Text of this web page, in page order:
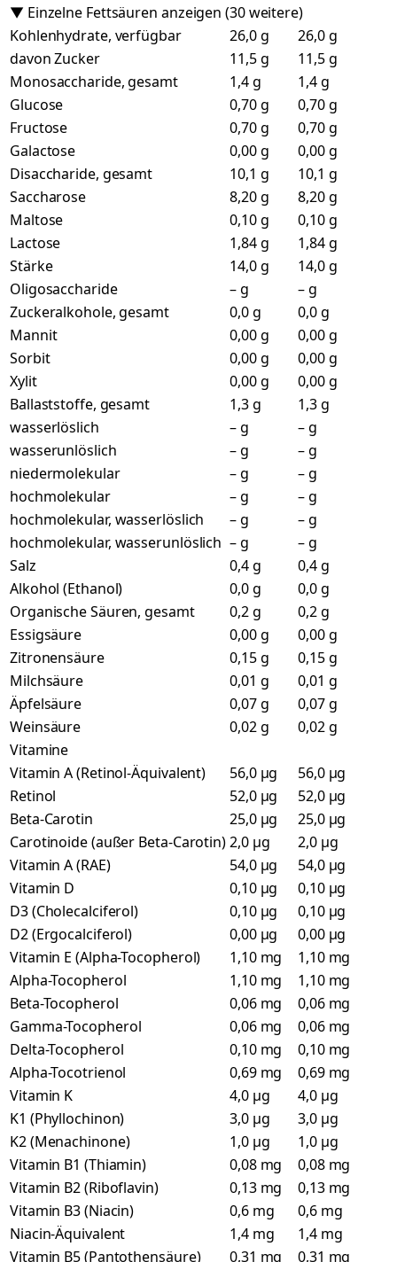
▼ Einzelne Fettsäuren anzeigen (30 weitere)
Kohlenhydrate, verfügbar
26,0 g
26,0 g
davon Zucker
11,5 g
11,5 g
Monosaccharide, gesamt
1,4 g
1,4 g
Glucose
0,70 g
0,70 g
Fructose
0,70 g
0,70 g
Galactose
0,00 g
0,00 g
Disaccharide, gesamt
10,1 g
10,1 g
Saccharose
8,20 g
8,20 g
Maltose
0,10 g
0,10 g
Lactose
1,84 g
1,84 g
Stärke
14,0 g
14,0 g
Oligosaccharide
– g
– g
Zuckeralkohole, gesamt
0,0 g
0,0 g
Mannit
0,00 g
0,00 g
Sorbit
0,00 g
0,00 g
Xylit
0,00 g
0,00 g
Ballaststoffe, gesamt
1,3 g
1,3 g
wasserlöslich
– g
– g
wasserunlöslich
– g
– g
niedermolekular
– g
– g
hochmolekular
– g
– g
hochmolekular, wasserlöslich
– g
– g
hochmolekular, wasserunlöslich – g
– g
Salz
0,4 g
0,4 g
Alkohol (Ethanol)
0,0 g
0,0 g
Organische Säuren, gesamt
0,2 g
0,2 g
Essigsäure
0,00 g
0,00 g
Zitronensäure
0,15 g
0,15 g
Milchsäure
0,01 g
0,01 g
Äpfelsäure
0,07 g
0,07 g
Weinsäure
0,02 g
0,02 g
Vitamine
Vitamin A (Retinol-Äquivalent)
56,0 µg
56,0 µg
Retinol
52,0 µg
52,0 µg
Beta-Carotin
25,0 µg
25,0 µg
Carotinoide (außer Beta-Carotin)2,0 µg
2,0 µg
Vitamin A (RAE)
54,0 µg
54,0 µg
Vitamin D
0,10 µg
0,10 µg
D3 (Cholecalciferol)
0,10 µg
0,10 µg
D2 (Ergocalciferol)
0,00 µg
0,00 µg
Vitamin E (Alpha-Tocopherol)
1,10 mg
1,10 mg
Alpha-Tocopherol
1,10 mg
1,10 mg
Beta-Tocopherol
0,06 mg
0,06 mg
Gamma-Tocopherol
0,06 mg
0,06 mg
Delta-Tocopherol
0,10 mg
0,10 mg
Alpha-Tocotrienol
0,69 mg
0,69 mg
Vitamin K
4,0 µg
4,0 µg
K1 (Phyllochinon)
3,0 µg
3,0 µg
K2 (Menachinone)
1,0 µg
1,0 µg
Vitamin B1 (Thiamin)
0,08 mg
0,08 mg
Vitamin B2 (Riboflavin)
0,13 mg
0,13 mg
Vitamin B3 (Niacin)
0,6 mg
0,6 mg
Niacin-Äquivalent
1,4 mg
1,4 mg
Vitamin B5 (Pantothensäure)
0,31 mg
0,31 mg